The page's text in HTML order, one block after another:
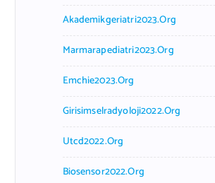
Akademikgeriatri2023.org
Marmarapediatri2023.org
Emchie2023.org
Girisimselradyoloji2022.org
Utcd2022.org
Biosensor2022.org